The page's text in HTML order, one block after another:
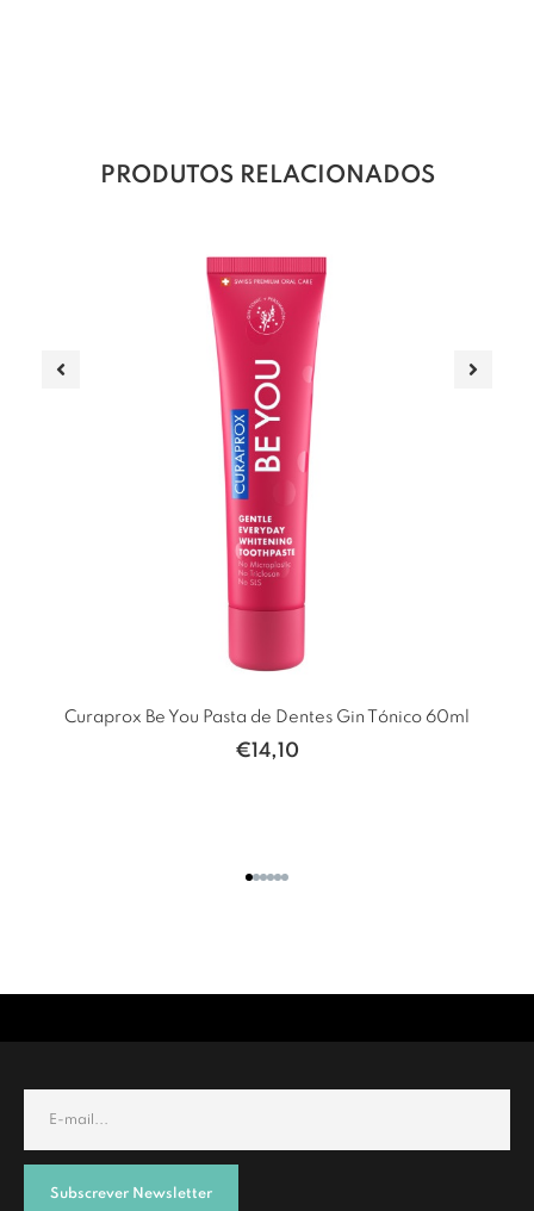
PRODUTOS RELACIONADOS
Curaprox Be You Pasta de Dentes Gin Tónico 60ml
€14,10
Subscrever Newsletter